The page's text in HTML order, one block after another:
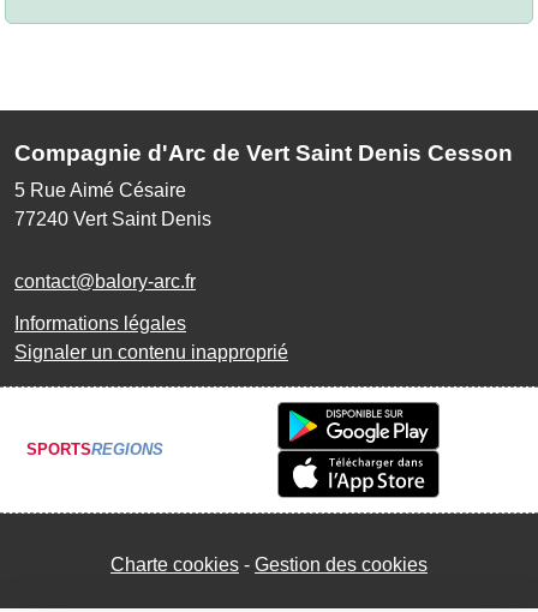
Compagnie d'Arc de Vert Saint Denis Cesson
5 Rue Aimé Césaire
77240 Vert Saint Denis
contact@balory-arc.fr
Informations légales
Signaler un contenu inapproprié
SPORTSREGIONS
Charte cookies Gestion des cookies